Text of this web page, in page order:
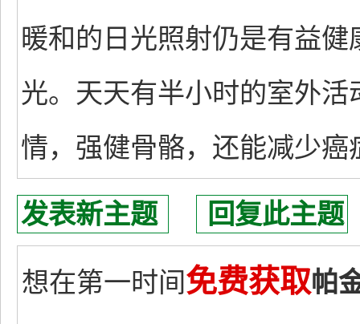
暖和的日光照射仍是有益
光。天天有半小时的室外
情，强健骨骼，还能减少
发表新主题 回复此主题
想在第一时间免费获取帕